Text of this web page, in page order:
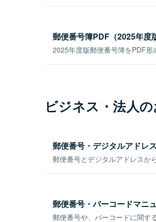
郵便番号簿PDF（2025年度
2025年度版郵便番号簿をPDF形
ビジネス・法人
郵便番号・デジタルアドレ
郵便番号とデジタルアドレスか
郵便番号・バーコードマニ
郵便番号や、バーコードに関す